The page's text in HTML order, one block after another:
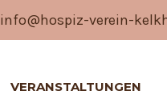
info@hospiz-verein-
VERANSTALTUNGEN